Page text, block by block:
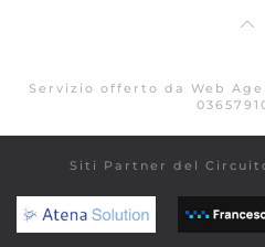
Servizio offerto da Web
Siti Partner del
atenasolution.it